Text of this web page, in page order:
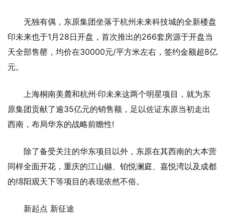
无独有偶，东原集团坐落于杭州未来科技城的全新楼盘
印未来也于1月28日开盘，首次推出的266套房源于开盘当
天全部售罄，均价在30000元/平方米左右，签约金额超8亿
元。
上海桐南美麓和杭州·印未来这两个明星项目，就为东
原集团贡献了逾35亿元的销售额，足以佐证东原当初走出
西南，布局华东的战略前瞻性!
除了备受关注的华东项目以外，东原在其西南的大本营
同样全面开花，重庆的江山樾、铂悦澜庭、嘉悦湾以及成都
的绵阳观天下等项目的表现依然不俗。
新起点 新征途